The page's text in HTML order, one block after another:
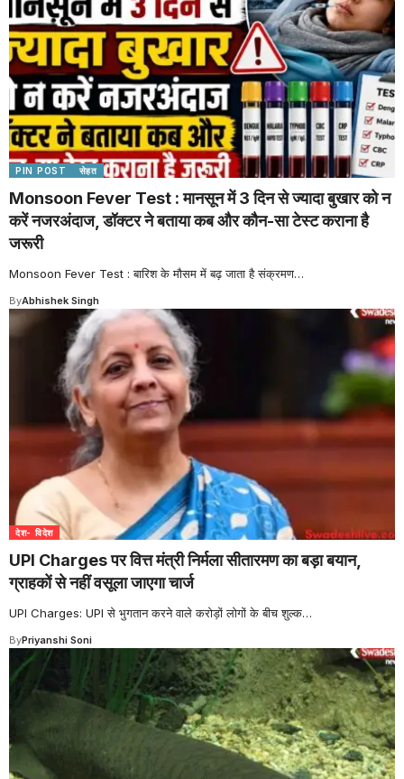
PIN POST सेहत
Monsoon Fever Test : मानसून में 3 दिन से ज्यादा बुखार को न
करें नजरअंदाज, डॉक्टर ने बताया कब और कौन-सा टेस्ट कराना है
जरूरी
Monsoon Fever Test : बारिश के मौसम में बढ़ जाता है संक्रमण…
ByAbhishek Singh
देश- विदेश
UPI Charges पर वित्त मंत्री निर्मला सीतारमण का बड़ा बयान,
ग्राहकों से नहीं वसूला जाएगा चार्ज
UPI Charges: UPI से भुगतान करने वाले करोड़ों लोगों के बीच शुल्क…
ByPriyanshi Soni